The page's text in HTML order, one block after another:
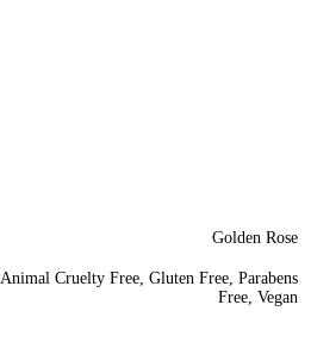
Golden Rose
Animal Cruelty Free, Gluten Free, Parabens
Free, Vegan